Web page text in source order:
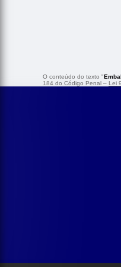
O conteúdo do texto "
184 do Código Penal – Lei